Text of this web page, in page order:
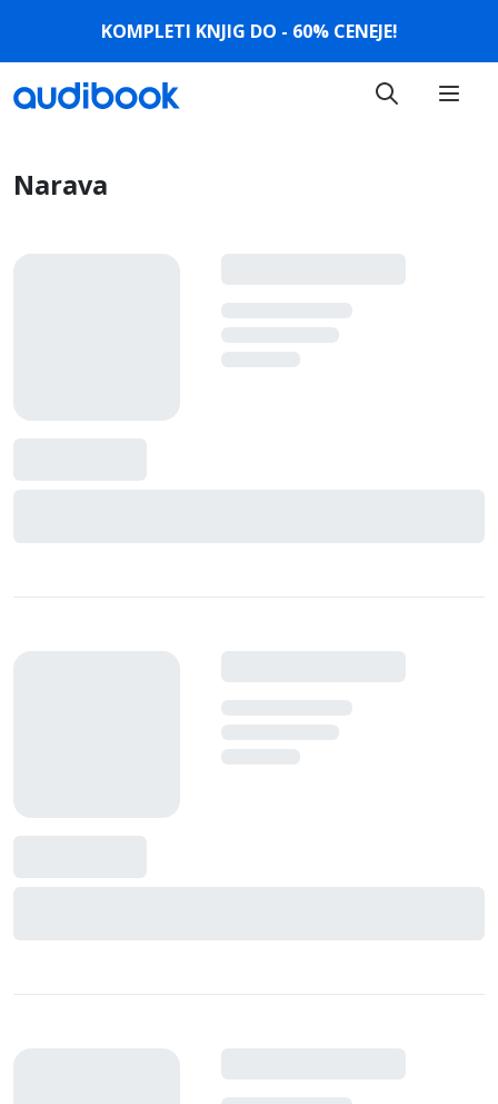
KOMPLETI KNJIG DO - 60% CENEJE!
Narava